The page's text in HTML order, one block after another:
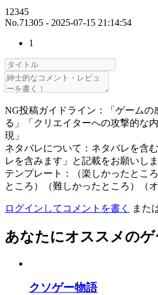
12345
No.71305 - 2025-07-15 21:14:54
1
NG投稿ガイドライン：「ゲームの
る」「クリエイターへの攻撃的な
現」
ネタバレについて：ネタバレを含
レを含みます」と記載をお願いしま
テンプレート：（楽しかったとこ
ところ）（難しかったところ）（
ログインしてコメントを書く また
あなたにオススメのゲ
クソゲー物語